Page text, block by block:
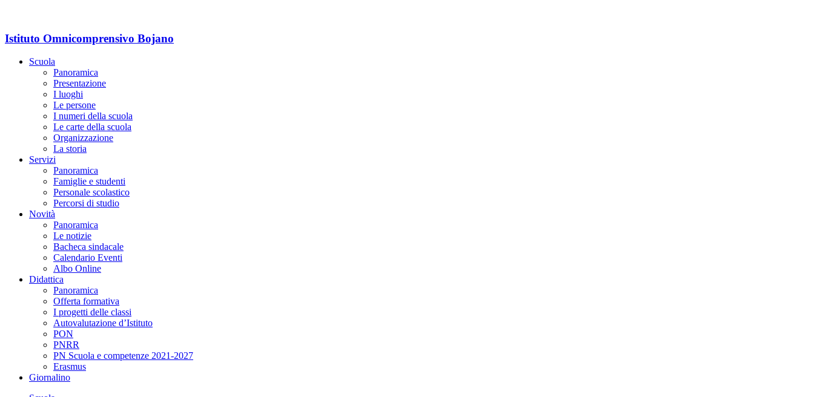
Istituto Omnicomprensivo Bojano
Scuola
Panoramica
Presentazione
I luoghi
Le persone
I numeri della scuola
Le carte della scuola
Organizzazione
La storia
Servizi
Panoramica
Famiglie e studenti
Personale scolastico
Percorsi di studio
Novità
Panoramica
Le notizie
Bacheca sindacale
Calendario Eventi
Albo Online
Didattica
Panoramica
Offerta formativa
I progetti delle classi
Autovalutazione d’Istituto
PON
PNRR
PN Scuola e competenze 2021-2027
Erasmus
Giornalino